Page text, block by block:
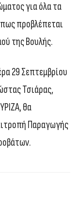
για όλα τα
προβλέπεται
της Βουλής.
29 Σεπτεμβρίου
Τσιάρας,
θα
Παραγωγής